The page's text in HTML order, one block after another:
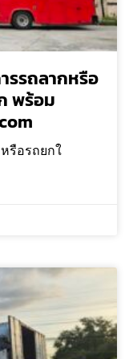
รรถลากหรือ
พร้อม
รือรถยกใ